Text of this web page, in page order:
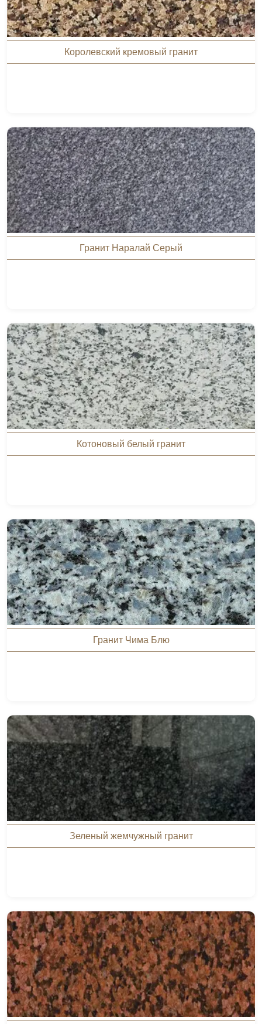
Королевский кремовый гранит
Гранит Наралай Серый
Котоновый белый гранит
Гранит Чима Блю
Зеленый жемчужный гранит